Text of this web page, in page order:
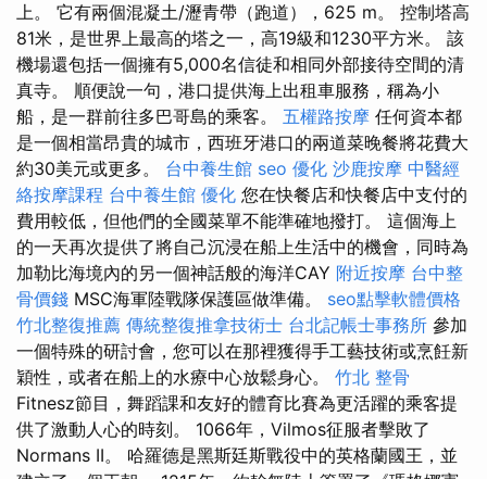
上。 它有兩個混凝土/瀝青帶（跑道），625 m。 控制塔高
81米，是世界上最高的塔之一，高19級和1230平方米。 該
機場還包括一個擁有5,000名信徒和相同外部接待空間的清
真寺。 順便說一句，港口提供海上出租車服務，稱為小
船，是一群前往多巴哥島的乘客。 五權路按摩 任何資本都
是一個相當昂貴的城市，西班牙港口的兩道菜晚餐將花費大
約30美元或更多。 台中養生館 seo 優化 沙鹿按摩 中醫經
絡按摩課程 台中養生館 優化 您在快餐店和快餐店中支付的
費用較低，但他們的全國菜單不能準確地撥打。 這個海上
的一天再次提供了將自己沉浸在船上生活中的機會，同時為
加勒比海境內的另一個神話般的海洋CAY 附近按摩 台中整
骨價錢 MSC海軍陸戰隊保護區做準備。 seo點擊軟體價格
竹北整復推薦 傳統整復推拿技術士 台北記帳士事務所 參加
一個特殊的研討會，您可以在那裡獲得手工藝技術或烹飪新
穎性，或者在船上的水療中心放鬆身心。 竹北 整骨
Fitnesz節目，舞蹈課和友好的體育比賽為更活躍的乘客提
供了激動人心的時刻。 1066年，Vilmos征服者擊敗了
Normans II。 哈羅德是黑斯廷斯戰役中的英格蘭國王，並